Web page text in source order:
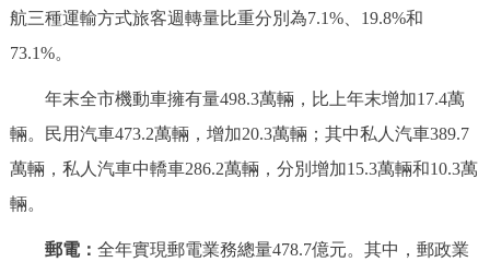
航三種運輸方式旅客週轉量比重分別為7.1%、19.8%和
73.1%。
年末全市機動車擁有量498.3萬輛，比上年末增加17.4萬
輛。民用汽車473.2萬輛，增加20.3萬輛；其中私人汽車389.7
萬輛，私人汽車中轎車286.2萬輛，分別增加15.3萬輛和10.3萬
輛。
郵電： 全年實現郵電業務總量478.7億元。其中，郵政業